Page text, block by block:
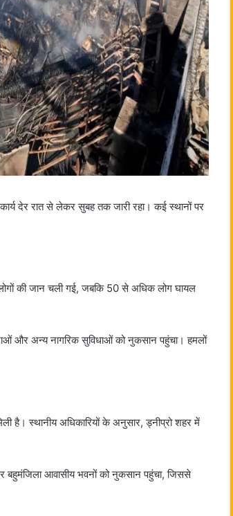
देर रात से लेकर सुबह तक जारी रहा। कई स्थानों पर
की जान चली गई, जबकि 50 से अधिक लोग घायल
और अन्य नागरिक सुविधाओं को नुकसान पहुंचा। हमलों
है। स्थानीय अधिकारियों के अनुसार, ड्नीप्रो शहर में
बहुमंजिला आवासीय भवनों को नुकसान पहुंचा, जिससे